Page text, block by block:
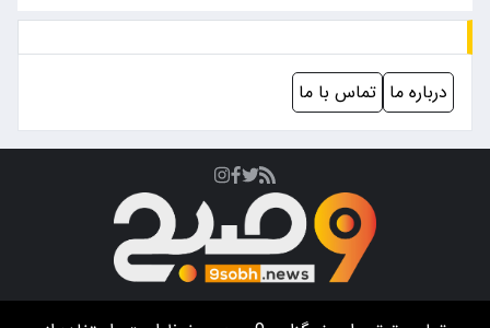
درباره ما تماس با ما